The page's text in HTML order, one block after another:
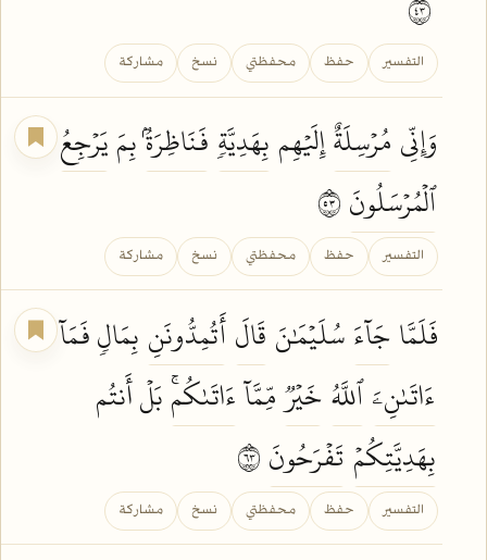
التفسير حفظ محفظتي نسخ مشاركة
وَإِنِّي مُرۡسِلَةٌإِلَيۡهِم بِهَدِيَّةٖفَنَاظِرَةُۢبِمَيَرۡجِعُ
ٱلۡمُرۡسَلُونَ
التفسير حفظ محفظتي نسخ مشاركة
فَلَمَّاجَآءَسُلَيۡمَٰنَ قَالَأَتُمِدُّونَنِ بِمَالٖ فَمَآ
ءَاتَىٰنِۦَٱللَّهُخَيۡرٞمِّمَّآءَاتَىٰكُمۚبَلۡ أَنتُم
بِهَدِيَّتِكُمۡ تَفۡرَحُونَ
التفسير حفظ محفظتي نسخ مشاركة